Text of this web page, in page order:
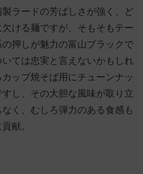
ラードの芳ばしさが強く、ど
ける麺ですが、そもそもテー
押しが魅力の富山ブラックで
ては忠実と言えないかもしれ
ップ焼そば用にチューンナッ
し、その大胆な風味が取り立
く、むしろ弾力のある食感も
献。